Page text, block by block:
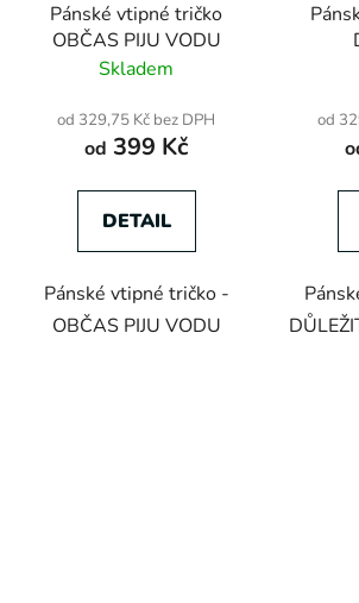
Pánské vtipné tričko
OBČAS PIJU VODU
Skladem
od 329,75 Kč bez DPH
od 399 Kč
DETAIL
Pánské vtipné tričko -
OBČAS PIJU VODU
od